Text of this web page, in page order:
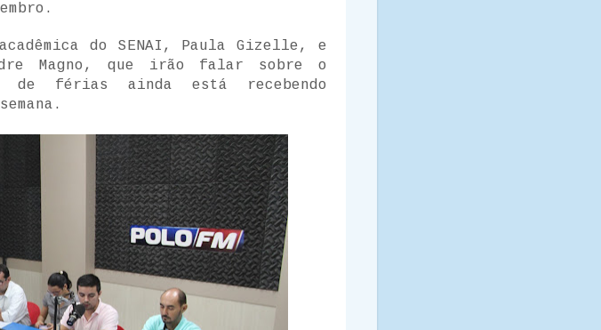
do SENAI, Paula Gizelle, e
Magno, que irão falar sobre o
de férias ainda está recebendo